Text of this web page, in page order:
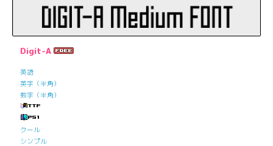
Digit-A
英語
英字（半角）
数字（半角）
クール
シンプル